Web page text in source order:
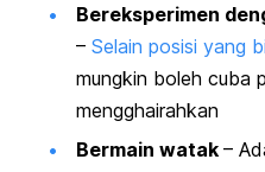
Bereksperimen
– Selain posisi yang
mungkin boleh cuba
mengghairahkan
Bermain watak –